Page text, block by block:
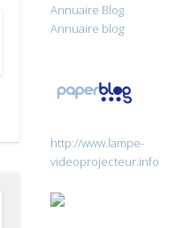
Annuaire Blog
Annuaire blog
http://www.lampe-
videoprojecteur.info